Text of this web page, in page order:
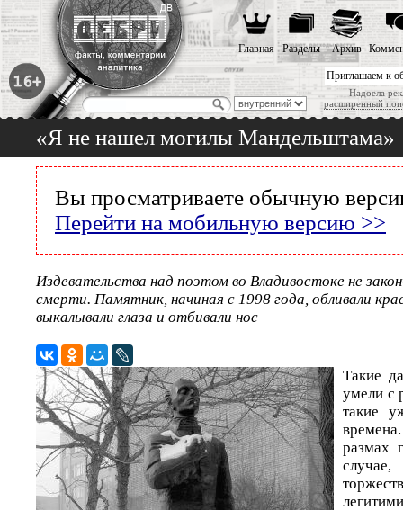
Приглашаем к
Надоела
расширенный
Главная Разделы Архив
«Я не нашел могилы Мандельштама»
Вы просматриваете обычную
Перейти на мобильную версию >>
Издевательства над поэтом во Владивостоке не
смерти. Памятник, начиная с 1998 года, обливали
выкалывали глаза и отбивали нос
Такие
умели с
такие
размах